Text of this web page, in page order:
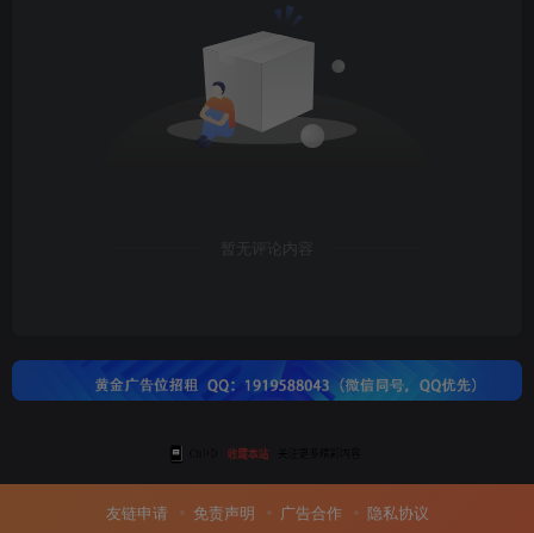
暂无评论内容
友链申请 免责声明 广告合作 隐私协议